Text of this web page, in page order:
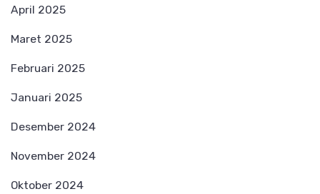
April 2025
Maret 2025
Februari 2025
Januari 2025
Desember 2024
November 2024
Oktober 2024